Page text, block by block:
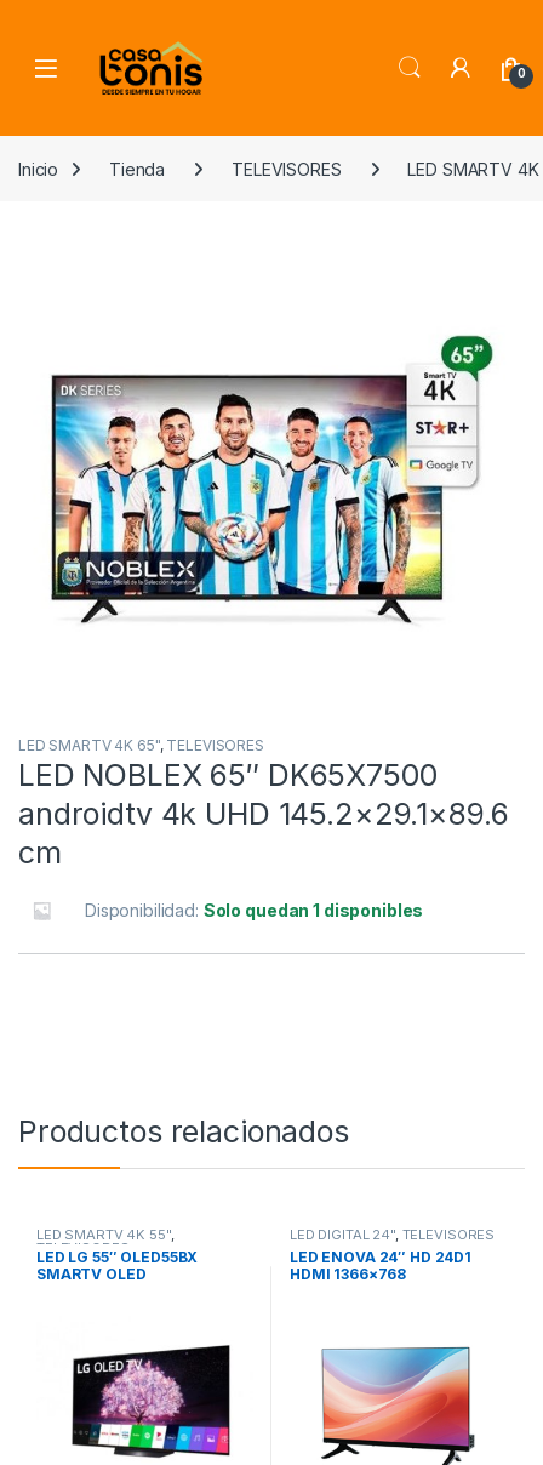
0
Inicio Tienda TELEVISORES LED SMARTV
LED SMARTV 4K 65", TELEVISORES
LED NOBLEX 65″ DK65X7500
androidtv 4k UHD 145.2×29.1×89.6
cm
Disponibilidad: Solo quedan 1 disponibles
Productos relacionados
LED SMARTV 4K 55",
TELEVISORES
LED LG 55″ OLED55BX
SMARTV OLED
LED DIGITAL 24", TELEVISORES
LED ENOVA 24″ HD 24D1
HDMI 1366×768